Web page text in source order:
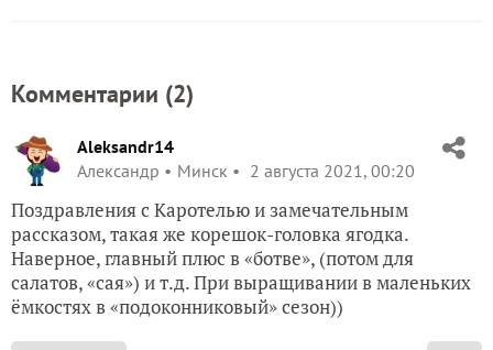
Комментарии (2)
Aleksandr14
Александр
Минск 2 августа 2021, 00:20
Поздравления с Каротелью и замечательным
рассказом, такая же корешок-головка ягодка.
Наверное, главный плюс в «ботве», (потом для
салатов, «сая») и т.д. При выращивании в маленьких
ёмкостях в «подоконниковый» сезон))